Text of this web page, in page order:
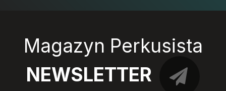
Magazyn Perkusista
NEWSLETTER